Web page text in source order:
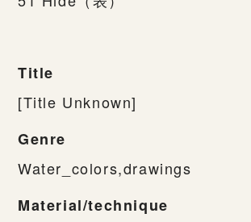
Title
[Title Unknown]
Genre
Water_colors,drawings
Material/technique